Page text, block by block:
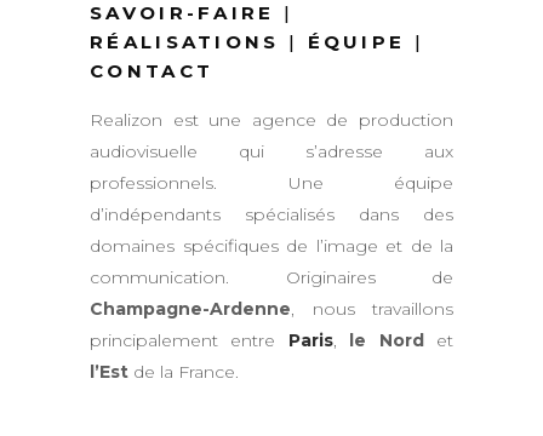
SAVOIR-FAIRE
|
RÉALISATIONS
| ÉQUIPE
|
CONTACT
Realizon est une agence de production
audiovisuelle qui s’adresse aux
professionnels. Une équipe
d’indépendants spécialisés dans des
domaines spécifiques de l’image et de la
communication. Originaires de
Champagne-Ardenne, nous travaillons
principalement entre Paris, le Nordet
l’Est de la France.